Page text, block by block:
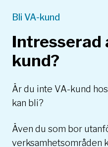
Bli VA-kund
Intresserad
kund?
Är du inte VA-kund
kan bli?
Även du som bor
verksamhetsområden